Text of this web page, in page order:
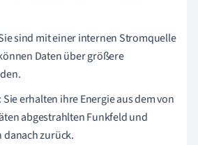
sind mit einer internen Stromquelle
Daten über größere
Sie erhalten ihre Energie aus dem von
abgestrahlten Funkfeld und
danach zurück.